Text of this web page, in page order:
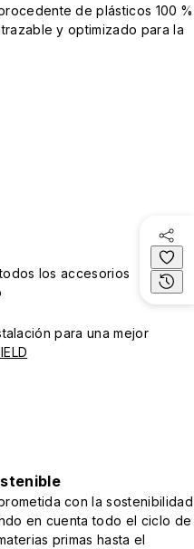
de plásticos 100 %
y optimizado para la
los accesorios
para una mejor
con la sostenibilidad
en cuenta todo el ciclo de
primas hasta el